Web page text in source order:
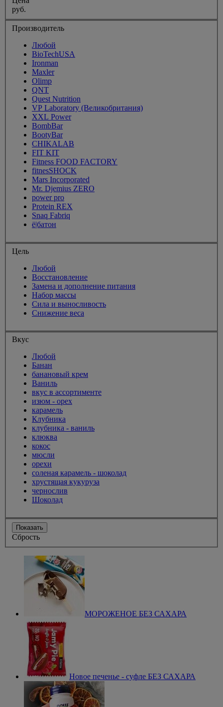
руб.
Производитель
Любой
BioTechUSA
Ironman
Maxler
Olimp
QNT
Quest Nutrition
VP Laboratory (Великобритания)
XXL Power
BombBar
BootyBar
CHIKALAB
FIT KIT
Fitness FOOD FACTORY
fitnesSHOCK
Mars Incorporated
Mr. Djemius ZERO
power pro
Protein REX
Snaq Fabriq
ё|батон
Цель
Любой
Восстановление
Замена и дополнение питания
Набор массы
Сила и выносливость
Снижение веса
Вкус
Любой
Банан
банановый крем
Ваниль
вкус в ассортименте
изюм - орех
карамель
Клубника
клубника - ваниль
клюква
кокос
мюсли
орехи
соленая карамель - шоколад
хрустящая кукуруза
чернослив
Шоколад
Показать
Сбрость
МОРОЖЕНОЕ БЕЗ САХАРА
Новое печенье - суфле БЕЗ САХАРА